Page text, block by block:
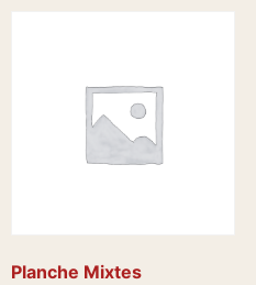
Planche Mixtes